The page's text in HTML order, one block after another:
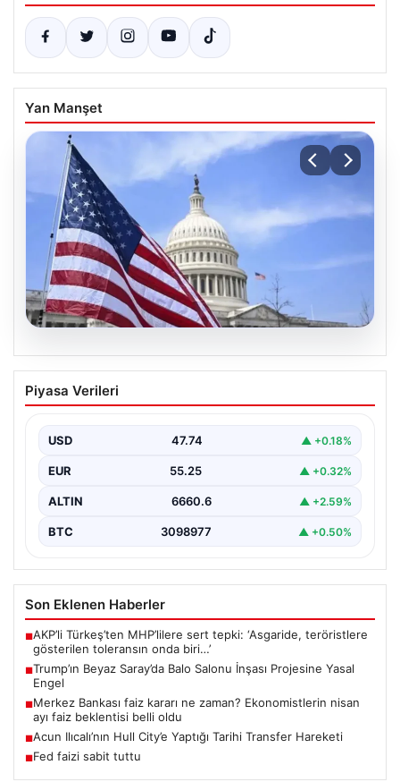
Yan Manşet
07.08.2026
Trump’ın Beyaz Saray’da Balo Salonu
İnşası Projesine Yasal Engel
Trump, Beyaz Saray’da yeni bir balo salonu inşa…
Piyasa Verileri
USD 47.74 ▲ +0.18%
EUR 55.25 ▲ +0.32%
ALTIN 6660.6 ▲ +2.59%
BTC 3098977 ▲ +0.50%
Son Eklenen Haberler
■AKP’li Türkeş’ten MHP’lilere sert tepki: ‘Asgaride, teröristlere
gösterilen toleransın onda biri…’
■Trump’ın Beyaz Saray’da Balo Salonu İnşası Projesine Yasal
Engel
■Merkez Bankası faiz kararı ne zaman? Ekonomistlerin nisan
ayı faiz beklentisi belli oldu
■Acun Ilıcalı’nın Hull City’e Yaptığı Tarihi Transfer Hareketi
■Fed faizi sabit tuttu